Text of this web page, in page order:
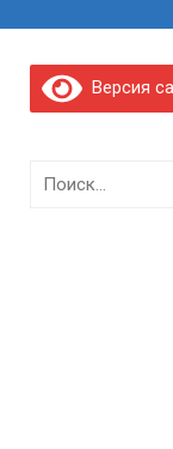
Версия
Найти: